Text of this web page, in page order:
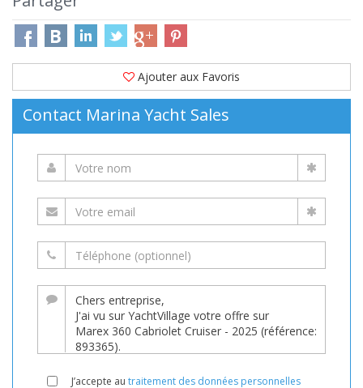
Ajouter aux Favoris
Contact Marina Yacht Sales
J’accepte au traitement des données personnelles